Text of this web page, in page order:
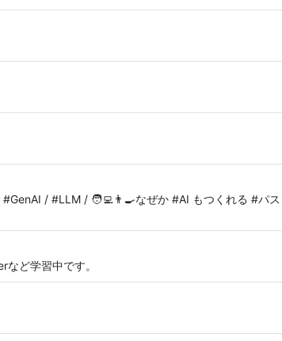
/ #LLM / 🧑‍💻👨‍🍳なぜか #AI もつくれる #パ
ど学習中です。